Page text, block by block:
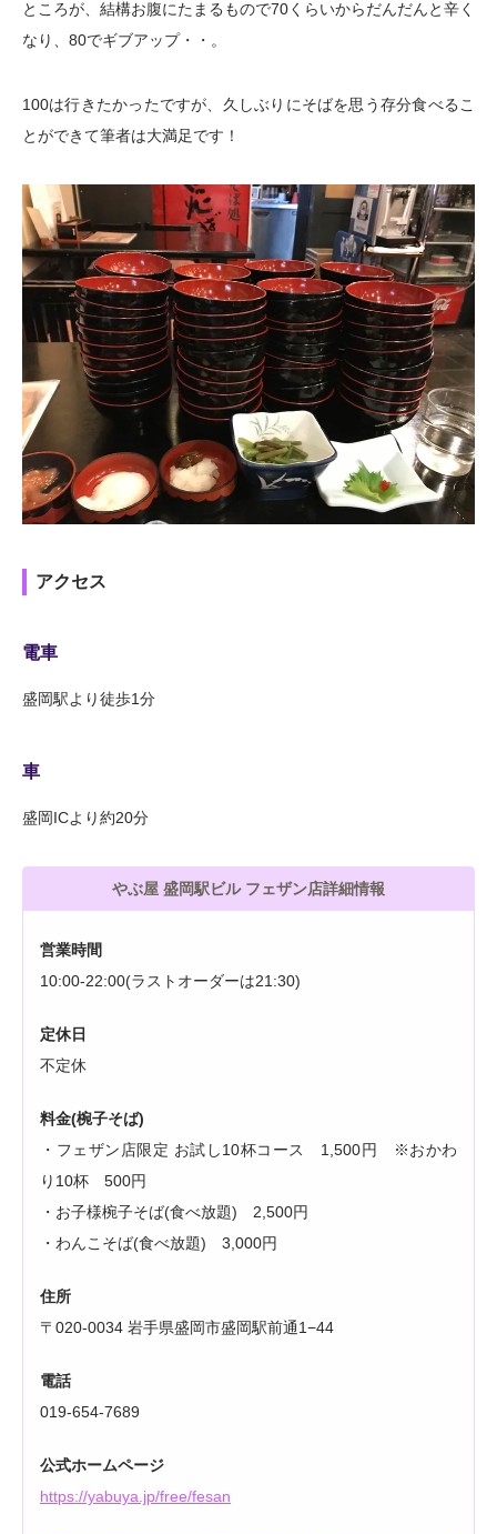
ところが、結構お腹にたまるもので70くらいからだんだんと辛く
なり、80でギブアップ・・。
100は行きたかったですが、久しぶりにそばを思う存分食べるこ
とができて筆者は大満足です！
アクセス
電車
盛岡駅より徒歩1分
車
盛岡ICより約20分
やぶ屋 盛岡駅ビル フェザン店詳細情報
営業時間
10:00-22:00(ラストオーダーは21:30)
定休日
不定休
料金(椀子そば)
・フェザン店限定 お試し10杯コース 1,500円 ※おかわ
り10杯 500円
・お子様椀子そば(食べ放題) 2,500円
・わんこそば(食べ放題) 3,000円
住所
〒020-0034 岩手県盛岡市盛岡駅前通1−44
電話
019-654-7689
公式ホームページ
https://yabuya.jp/free/fesan